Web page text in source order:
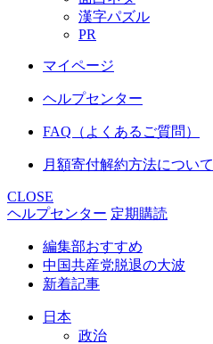
漢字パズル
PR
マイページ
ヘルプセンター
FAQ（よくあるご質問）
月額寄付解約方法について
CLOSE
ヘルプセンター 定期購読
編集部おすすめ
中国共産党脱退の大波
新着記事
日本
政治